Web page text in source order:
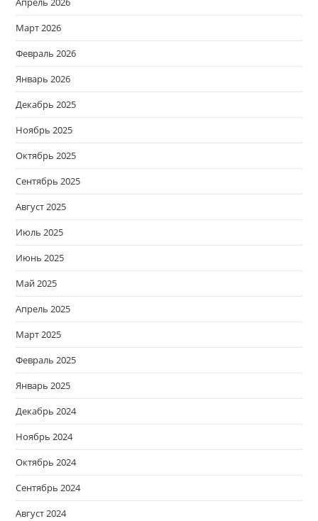
Март 2026
Февраль 2026
Январь 2026
Декабрь 2025
Ноябрь 2025
Октябрь 2025
Сентябрь 2025
Август 2025
Июль 2025
Июнь 2025
Май 2025
Апрель 2025
Март 2025
Февраль 2025
Январь 2025
Декабрь 2024
Ноябрь 2024
Октябрь 2024
Сентябрь 2024
Август 2024